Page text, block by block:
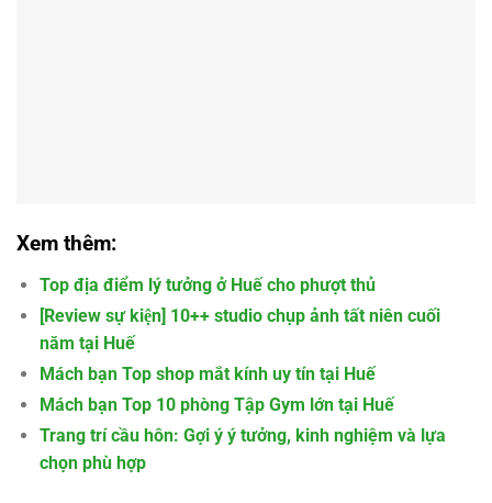
Xem thêm:
Top địa điểm lý tưởng ở Huế cho phượt thủ
[Review sự kiện] 10++ studio chụp ảnh tất niên cuối
năm tại Huế
Mách bạn Top shop mắt kính uy tín tại Huế
Mách bạn Top 10 phòng Tập Gym lớn tại Huế
Trang trí cầu hôn: Gợi ý ý tưởng, kinh nghiệm và lựa
chọn phù hợp